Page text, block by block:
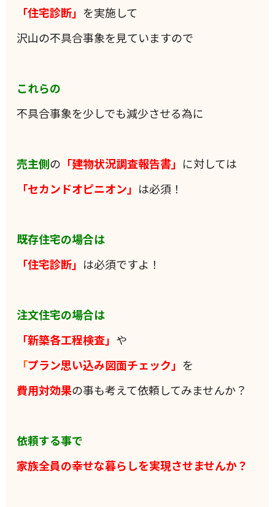
「住宅診断」 を実施して
沢山の不具合事象を見ていますので
これらの
不具合事象を少しでも減少させる為に
売主側の 「建物状況調査報告書」 に対しては
「セカンドオピニオン」 は必須！
既存住宅の場合は
「住宅診断」 は必須ですよ！
注文住宅の場合は
「新築各工程検査」 や
「プラン思い込み図面チェック」 を
費用対効果の事も考えて依頼してみませんか？
依頼する事で
家族全員の幸せな暮らしを実現させませんか？